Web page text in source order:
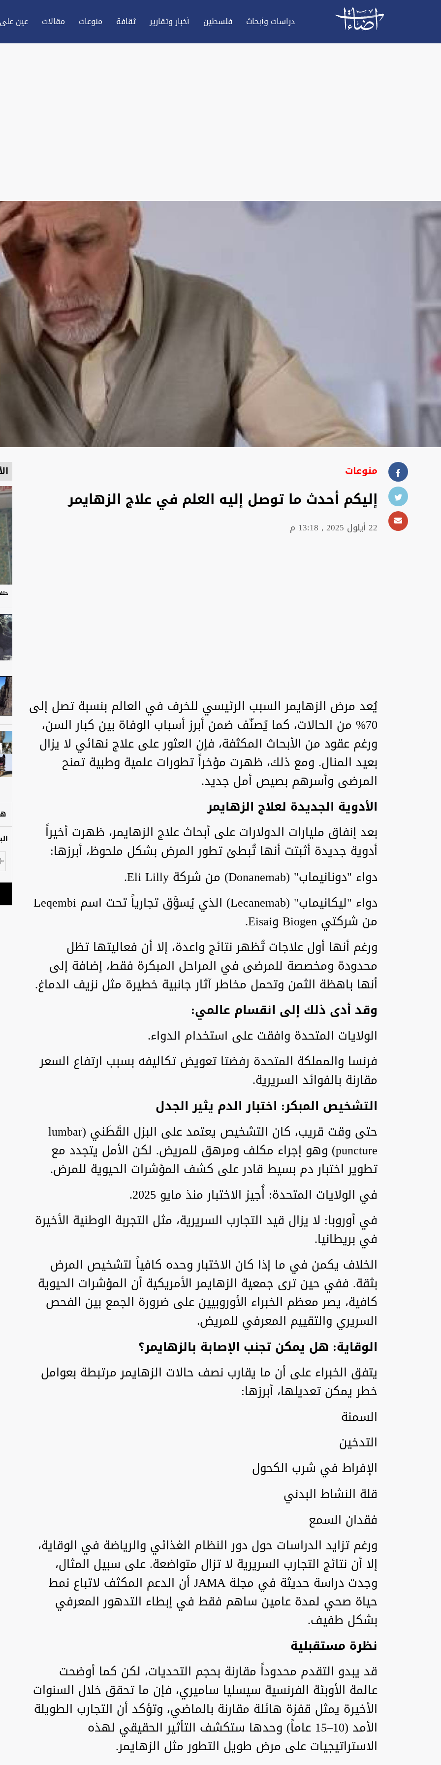
دراسات وأبحاث فلسطين أخبار وتقارير ثقافة منوعات مقالات عين
منوعات
إليكم أحدث ما توصل إليه العلم في علاج الزهايمر
22 أيلول 2025 , 13:18 م
يُعد مرض الزهايمر السبب الرئيسي للخرف في العالم بنسبة تصل إلى
70% من الحالات، كما يُصنّف ضمن أبرز أسباب الوفاة بين كبار السن،
ورغم عقود من الأبحاث المكثفة، فإن العثور على علاج نهائي لا يزال
بعيد المنال. ومع ذلك، ظهرت مؤخراً تطورات علمية وطبية تمنح
المرضى وأسرهم بصيص أمل جديد.
الأدوية الجديدة لعلاج الزهايمر
بعد إنفاق مليارات الدولارات على أبحاث علاج الزهايمر، ظهرت أخيراً
أدوية جديدة أثبتت أنها تُبطئ تطور المرض بشكل ملحوظ، أبرزها:
دواء "دونانيماب" (Donanemab) من شركة Eli Lilly.
دواء "ليكانيماب" (Lecanemab) الذي يُسوَّق تجارياً تحت اسم Leqembi
من شركتي Biogen وEisai.
ورغم أنها أول علاجات تُظهر نتائج واعدة، إلا أن فعاليتها تظل
محدودة ومخصصة للمرضى في المراحل المبكرة فقط، إضافة إلى
أنها باهظة الثمن وتحمل مخاطر آثار جانبية خطيرة مثل نزيف الدماغ.
وقد أدى ذلك إلى انقسام عالمي:
الولايات المتحدة وافقت على استخدام الدواء.
فرنسا والمملكة المتحدة رفضتا تعويض تكاليفه بسبب ارتفاع السعر
مقارنة بالفوائد السريرية.
التشخيص المبكر: اختبار الدم يثير الجدل
حتى وقت قريب، كان التشخيص يعتمد على البزل القَطَني (lumbar
puncture) وهو إجراء مكلف ومرهق للمريض. لكن الأمل يتجدد مع
تطوير اختبار دم بسيط قادر على كشف المؤشرات الحيوية للمرض.
في الولايات المتحدة: أُجيز الاختبار منذ مايو 2025.
في أوروبا: لا يزال قيد التجارب السريرية، مثل التجربة الوطنية الأخيرة
في بريطانيا.
الخلاف يكمن في ما إذا كان الاختبار وحده كافياً لتشخيص المرض
بثقة. ففي حين ترى جمعية الزهايمر الأمريكية أن المؤشرات الحيوية
كافية، يصر معظم الخبراء الأوروبيين على ضرورة الجمع بين الفحص
السريري والتقييم المعرفي للمريض.
الوقاية: هل يمكن تجنب الإصابة بالزهايمر؟
يتفق الخبراء على أن ما يقارب نصف حالات الزهايمر مرتبطة بعوامل
خطر يمكن تعديلها، أبرزها:
السمنة
التدخين
الإفراط في شرب الكحول
قلة النشاط البدني
فقدان السمع
ورغم تزايد الدراسات حول دور النظام الغذائي والرياضة في الوقاية،
إلا أن نتائج التجارب السريرية لا تزال متواضعة. على سبيل المثال،
وجدت دراسة حديثة في مجلة JAMA أن الدعم المكثف لاتباع نمط
حياة صحي لمدة عامين ساهم فقط في إبطاء التدهور المعرفي
بشكل طفيف.
نظرة مستقبلية
قد يبدو التقدم محدوداً مقارنة بحجم التحديات، لكن كما أوضحت
عالمة الأوبئة الفرنسية سيسليا ساميري، فإن ما تحقق خلال السنوات
الأخيرة يمثل قفزة هائلة مقارنة بالماضي، وتؤكد أن التجارب الطويلة
الأمد (10–15 عاماً) وحدها ستكشف التأثير الحقيقي لهذه
الاستراتيجيات على مرض طويل التطور مثل الزهايمر.